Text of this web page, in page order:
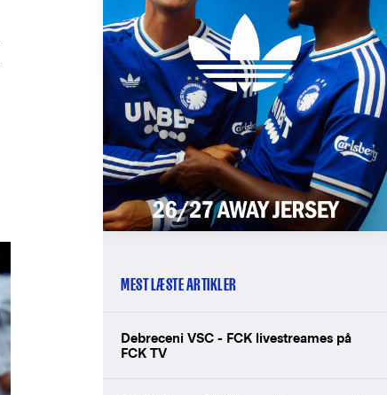
MEST LÆSTE ARTIKLER
Debreceni VSC - FCK livestreames på
FCK TV